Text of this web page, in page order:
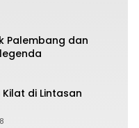
Palembang dan
Kilat di Lintasan